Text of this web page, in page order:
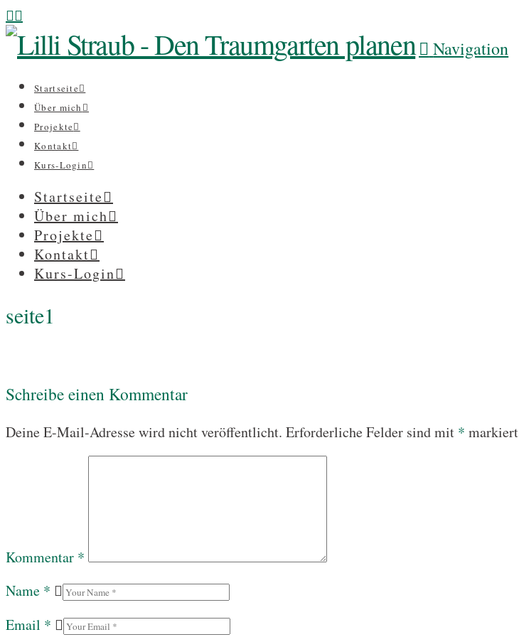
Navigation
Startseite
Über mich
Projekte
Kontakt
Kurs-Login
Startseite
Über mich
Projekte
Kontakt
Kurs-Login
seite1
Schreibe einen Kommentar
Deine E-Mail-Adresse wird nicht veröffentlicht. Erforderliche Felder sind mit * markiert
Kommentar *
Name *
Email *